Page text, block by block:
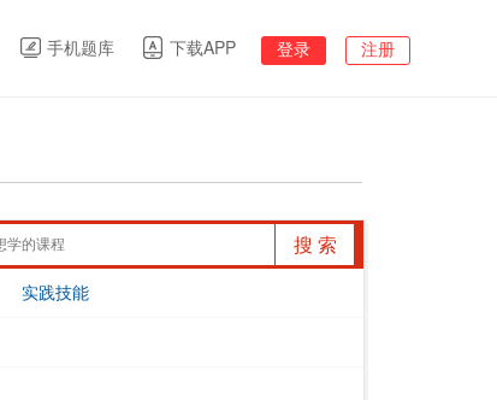
手机题库 下载APP 登录 注册
搜 索
实践技能